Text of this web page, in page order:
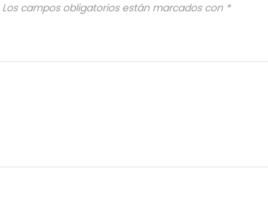
Los campos obligatorios están marcados con *